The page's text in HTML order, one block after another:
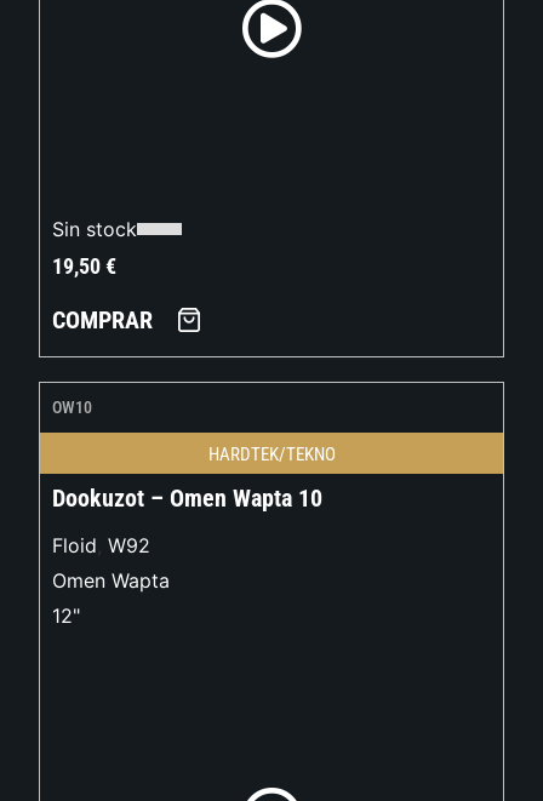
Sin stock
19,50€
COMPRAR
OW10
HARDTEK/TEKNO
Dookuzot – Omen Wapta 10
Floid, W92
Omen Wapta
12"